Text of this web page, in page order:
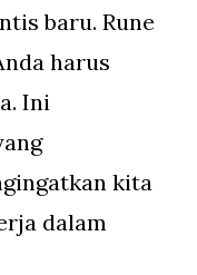
baru. Rune
harus
Ini
kita
dalam